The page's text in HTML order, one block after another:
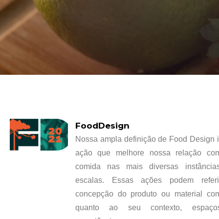
FoodDesign
Nossa ampla definição de Food Design
ação que melhore nossa relação
comida nas mais diversas
escalas. Essas ações podem
concepção do produto ou material
quanto ao seu contexto,